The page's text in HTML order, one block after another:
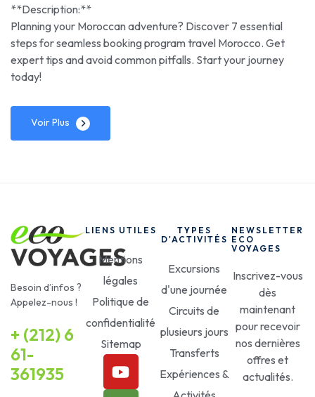
**Description:**
Planning your Moroccan adventure? Discover 7 essential
steps for seamless booking program travel Morocco. Get
expert tips and avoid common pitfalls. Start your journey
today!
Voir Plus
Besoin d’infos ?
Appelez-nous !
+ (212) 6
61-
361935
LIENS UTILES
Mentions
légales
Politique de
confidentialité
Sitemap
TYPES
D'ACTIVITÉS
Excursions
d'une journée
Circuits de
plusieurs jours
Transferts
Expériences &
NEWSLETTER
ECO
VOYAGES
Inscrivez-vous
dès
maintenant
pour recevoir
nos dernières
offres et
actualités.